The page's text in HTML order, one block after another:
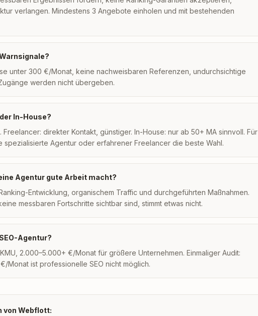
verlangen. Mindestens 3 Angebote einholen und mit bestehenden
unter 300 €/Monat, keine nachweisbaren Referenzen, undurchsichtige
werden nicht übergeben.
In-House?
Freelancer: direkter Kontakt, günstiger. In-House: nur ab 50+ MA sinnvoll. Für
spezialisierte Agentur oder erfahrener Freelancer die beste Wahl.
Agentur gute Arbeit macht?
Entwicklung, organischem Traffic und durchgeführten Maßnahmen.
messbaren Fortschritte sichtbar sind, stimmt etwas nicht.
Agentur?
2.000–5.000+ €/Monat für größere Unternehmen. Einmaliger Audit:
Monat ist professionelle SEO nicht möglich.
von Webflott: